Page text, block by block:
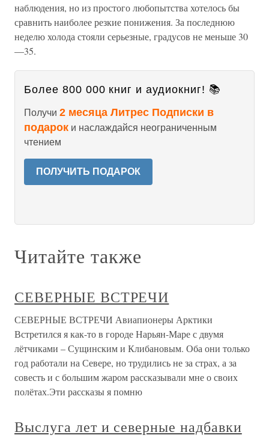
наблюдения, но из простого любопытства хотелось бы
сравнить наиболее резкие понижения. За последнюю
неделю холода стояли серьезные, градусов не меньше 30
—35.
Более 800 000 книг и аудиокниг! 📚
Получи 2 месяца Литрес Подписки в
подарок и наслаждайся неограниченным
чтением
ПОЛУЧИТЬ ПОДАРОК
Читайте также
СЕВЕРНЫЕ ВСТРЕЧИ
СЕВЕРНЫЕ ВСТРЕЧИ Авиапионеры Арктики
Встретился я как-то в городе Нарьян-Маре с двумя
лётчиками – Сущинским и Клибановым. Оба они только
год работали на Севере, но трудились не за страх, а за
совесть и с большим жаром рассказывали мне о своих
полётах.Эти рассказы я помню
Выслуга лет и северные надбавки